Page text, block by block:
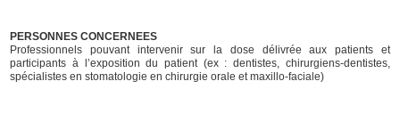
PERSONNES CONCERNEES
Professionnels pouvant intervenir sur la dose délivrée aux patients et
participants à l’exposition du patient (ex : dentistes, chirurgiens-dentistes,
spécialistes en stomatologie en chirurgie orale et maxillo-faciale)